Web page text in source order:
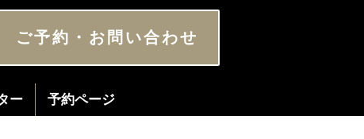
ご予約・お問い合わせ
ー 予約ページ